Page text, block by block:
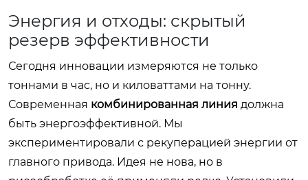
Энергия и отходы: скрытый
резерв эффективности
Сегодня инновации измеряются не только
тоннами в час, но и киловаттами на тонну.
Современная комбинированная линия должна
быть энергоэффективной. Мы
экспериментировали с рекуперацией энергии от
главного привода. Идея не нова, но в